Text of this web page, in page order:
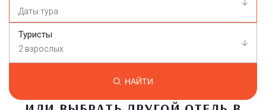
Туристы
2 взрослых
НАЙТИ